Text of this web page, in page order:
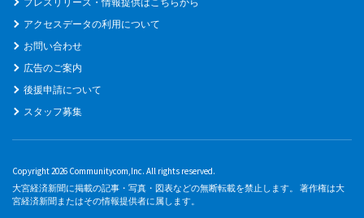
アクセスデータの利用について
お問い合わせ
広告のご案内
後援申請について
スタッフ募集
Copyright 2026 Communitycom,Inc. All rights reserved.
大宮経済新聞に掲載の記事・写真・図表などの無断転載を禁止します。 著作権は大
宮経済新聞またはその情報提供者に属します。